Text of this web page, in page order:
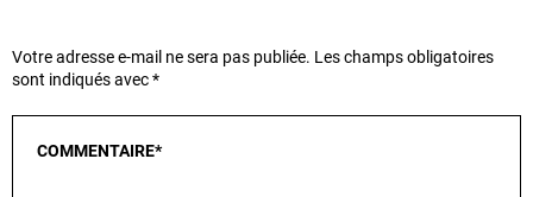
Votre adresse e-mail ne sera pas publiée. Les champs obligatoires
sont indiqués avec*